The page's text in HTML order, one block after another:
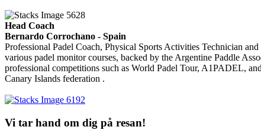
Head Coach
Bernardo Corrochano - Spain
Professional Padel Coach, Physical Sports Activities Technician
various padel monitor courses, backed by the Argentine Paddle
professional competitions such as World Padel Tour, A1PADEL,
Canary Islands federation .
Vi tar hand om dig på resan!